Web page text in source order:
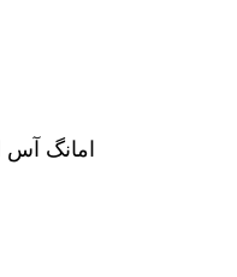
امانگ آس